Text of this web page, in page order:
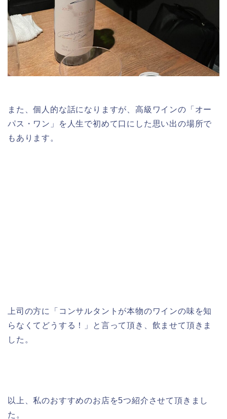
また、個人的な話になりますが、高級ワインの「オー
パス・ワン」を人生で初めて口にした思い出の場所で
もあります。
上司の方に「コンサルタントが本物のワインの味を知
らなくてどうする！」と言って頂き、飲ませて頂きま
した。
以上、私のおすすめのお店を5つ紹介させて頂きまし
た。